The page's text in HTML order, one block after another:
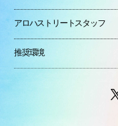
アロハストリートスタッフ
推奨環境